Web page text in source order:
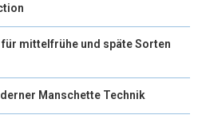
mittelfrühe und späte Sorten
Manschette Technik